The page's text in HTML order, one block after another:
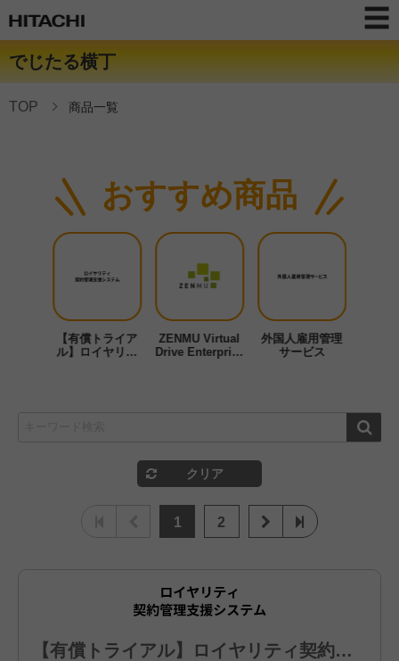
でじたる横丁
TOP 商品一覧
おすすめ商品
【有償トライア
ル】ロイヤリテ
ZENMU Virtual
Drive Enterprise
外国人雇用管理
サービス
クリア
1 2
【有償トライアル】ロイヤリティ契約管理支援システム